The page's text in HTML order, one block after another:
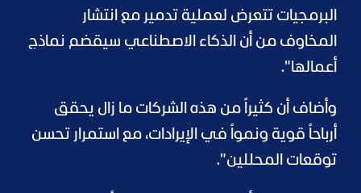
البرمجيات تتعرض لعملية تدمير مع انتشار
المخاوف من أن الذكاء الاصطناعي سيقضم نماذج
أعمالها".
وأضاف أن كثيراً من هذه الشركات ما زال يحقق
أرباحاً قوية ونمواً في الإيرادات، مع استمرار تحسن
توقعات المحللين".